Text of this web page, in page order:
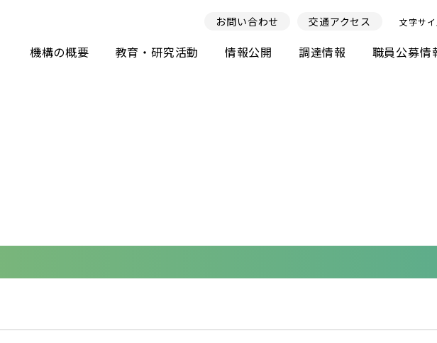
お問い合わせ 交通アクセス 文字サ
機構の概要 教育・研究活動 情報公開 調達情報 職員公募情